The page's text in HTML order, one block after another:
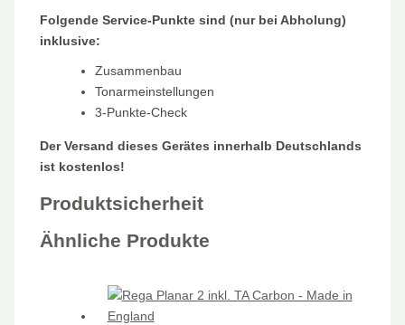
Folgende Service-Punkte sind (nur bei Abholung)
inklusive:
Zusammenbau
Tonarmeinstellungen
3-Punkte-Check
Der Versand dieses Gerätes innerhalb Deutschlands
ist kostenlos!
Produktsicherheit
Ähnliche Produkte